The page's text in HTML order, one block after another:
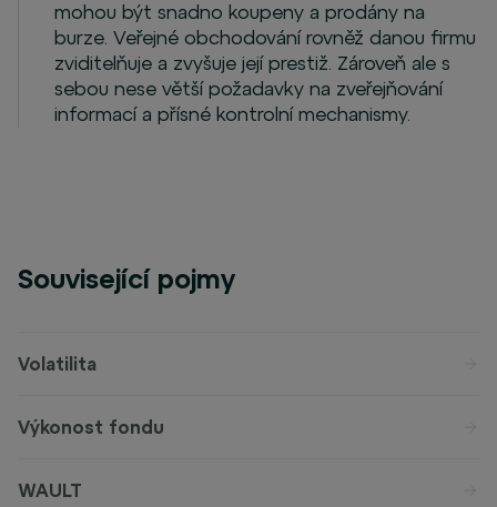
mohou být snadno koupeny a prodány na
burze. Veřejné obchodování rovněž danou firmu
zviditelňuje a zvyšuje její prestiž. Zároveň ale s
sebou nese větší požadavky na zveřejňování
informací a přísné kontrolní mechanismy.
Související pojmy
Volatilita
Výkonost fondu
WAULT